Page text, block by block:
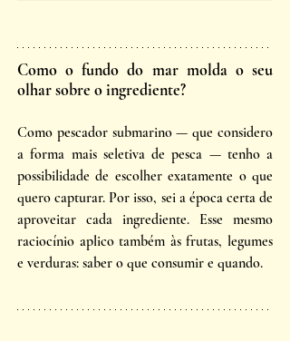
Como o fundo do mar molda o seu
olhar sobre o ingrediente?
Como pescador submarino — que considero
a forma mais seletiva de pesca — tenho a
possibilidade de escolher exatamente o que
quero capturar. Por isso, sei a época certa de
aproveitar cada ingrediente. Esse mesmo
raciocínio aplico também às frutas, legumes
e verduras: saber o que consumir e quando.